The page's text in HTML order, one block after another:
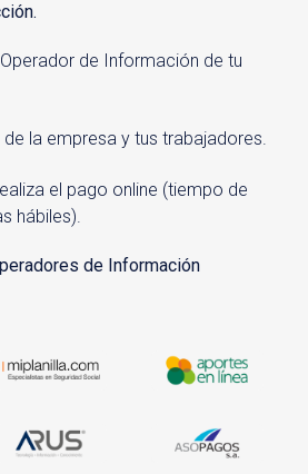
de Información de tu
la empresa y tus trabajadores.
el pago online (tiempo de
hábiles).
de Información